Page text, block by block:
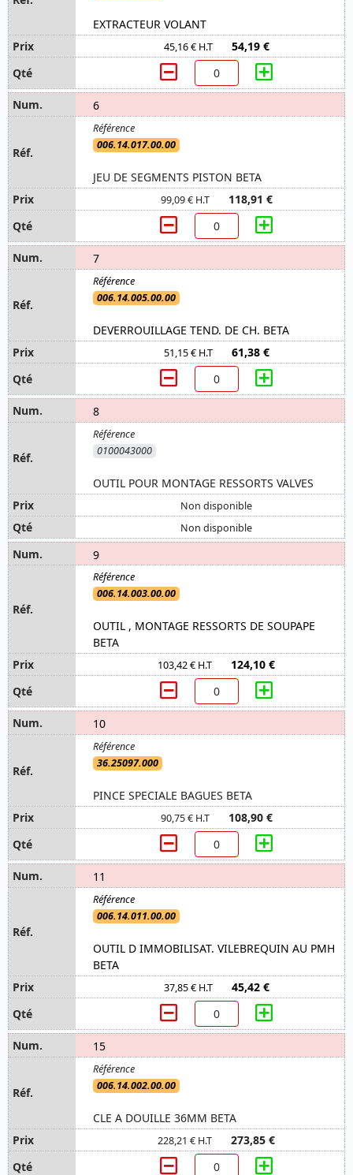
EXTRACTEUR VOLANT
45,16 € H.T 54,19 €
6
006.14.017.00.00
JEU DE SEGMENTS PISTON BETA
99,09 € H.T 118,91 €
7
006.14.005.00.00
DEVERROUILLAGE TEND. DE CH. BETA
51,15 € H.T 61,38 €
8
0100043000
OUTIL POUR MONTAGE RESSORTS VALVES
Non disponible
Non disponible
9
006.14.003.00.00
OUTIL , MONTAGE RESSORTS DE SOUPAPE
BETA
103,42 € H.T 124,10 €
10
36.25097.000
PINCE SPECIALE BAGUES BETA
90,75 € H.T 108,90 €
11
006.14.011.00.00
OUTIL D IMMOBILISAT. VILEBREQUIN AU PMH
BETA
37,85 € H.T 45,42 €
15
006.14.002.00.00
CLE A DOUILLE 36MM BETA
228,21 € H.T 273,85 €